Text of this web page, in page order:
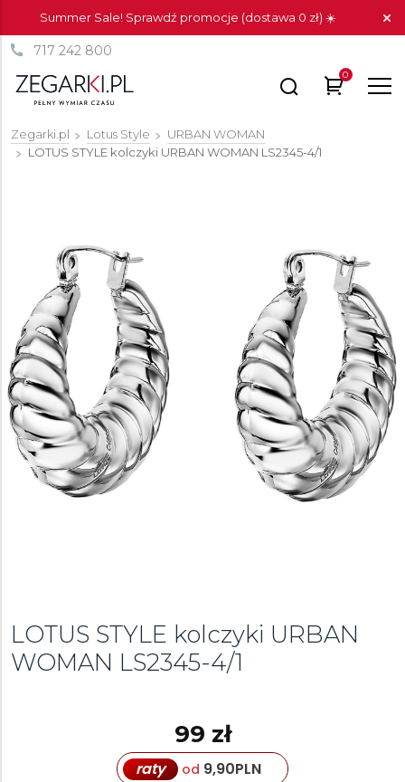
Summer Sale! Sprawdź promocje (dostawa 0 zł) ☀️
717 242 800
0
Zegarki.pl Lotus Style
URBAN WOMAN
LOTUS STYLE kolczyki URBAN WOMAN LS2345-4/1
LOTUS STYLE kolczyki URBAN
WOMAN LS2345-4/1
99 zł
raty od 9,90PLN